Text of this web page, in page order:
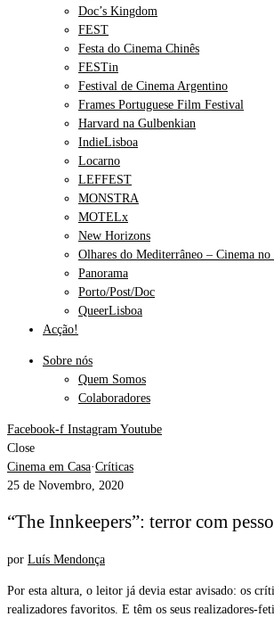
Doc’s Kingdom
FEST
Festa do Cinema Chinês
FESTin
Festival de Cinema Argentino
Frames Portuguese Film Festival
Harvard na Gulbenkian
IndieLisboa
Locarno
LEFFEST
MONSTRA
MOTELx
New Horizons
Olhares do Mediterrâneo – Cinema
Panorama
Porto/Post/Doc
QueerLisboa
Acção!
Sobre nós
Quem Somos
Colaboradores
Facebook-f Instagram Youtube
Close
Cinema em Casa·Críticas
25 de Novembro, 2020
“The Innkeepers”: terror com
por Luís Mendonça
Por esta altura, o leitor já devia estar avisado: os
realizadores favoritos. E têm os seus realizadores-